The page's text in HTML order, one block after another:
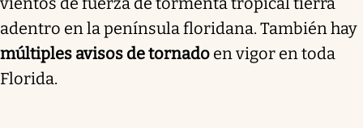
adentro en la península floridana. También hay
múltiples avisos de tornado en vigor en toda
Florida.